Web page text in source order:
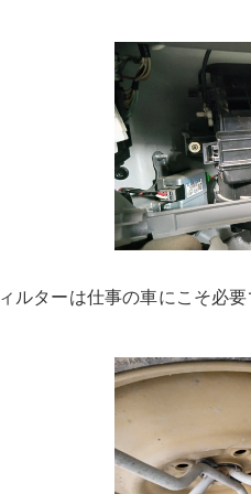
ルターは仕事の車にこそ必